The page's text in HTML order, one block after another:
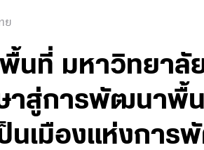
ย
พื้นที่ มหาวิทยา
าสู่การพัฒนาพื้
นเมืองแห่งการ